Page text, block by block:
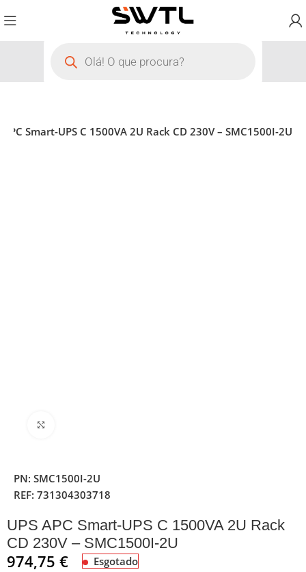
APC Smart-UPS C 1500VA 2U Rack CD 230V – SMC1500I-2U
PN:SMC1500I-2U
REF:731304303718
UPS APC Smart-UPS C 1500VA 2U Rack
CD 230V – SMC1500I-2U
974,75€ Esgotado